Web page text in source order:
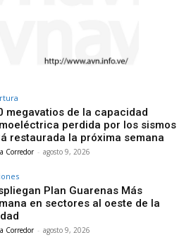
megavatios de la capacidad
perdida por los sismos
restaurada la próxima semana
Corredor - agosto 9, 2026
Plan Guarenas Más
en sectores al oeste de la
Corredor - agosto 9, 2026